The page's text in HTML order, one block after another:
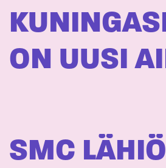
ON UUSI
SMC